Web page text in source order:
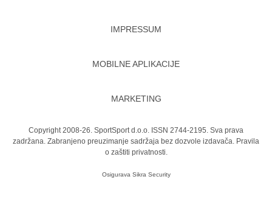
IMPRESSUM
MOBILNE APLIKACIJE
MARKETING
Copyright 2008-26. SportSport d.o.o. ISSN 2744-2195. Sva prava
zadržana. Zabranjeno preuzimanje sadržaja bez dozvole izdavača. Pravila
o zaštiti privatnosti.
Osigurava Sikra Security